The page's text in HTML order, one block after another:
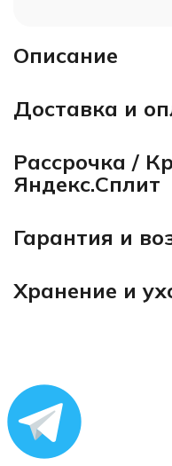
Описание
Доставка и
Рассрочка /
Яндекс.Сплит
Гарантия и
Хранение и